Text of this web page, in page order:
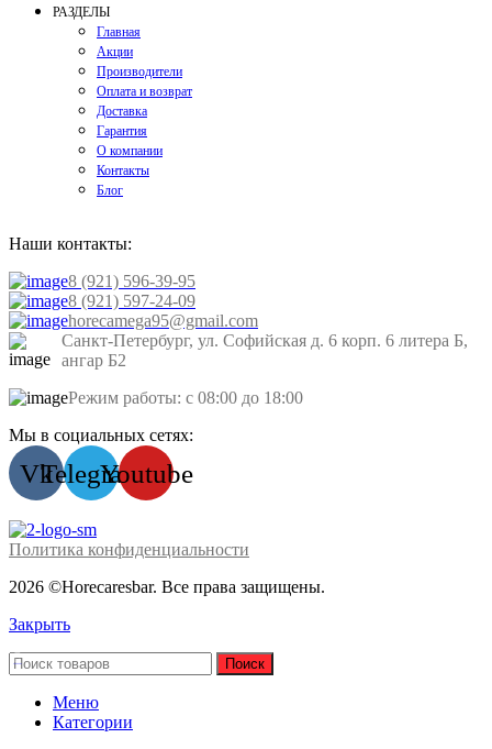
РАЗДЕЛЫ
Главная
Акции
Производители
Оплата и возврат
Доставка
Гарантия
О компании
Контакты
Блог
Наши контакты:
8 (921) 596-39-95
8 (921) 597-24-09
horecamega95@gmail.com
Санкт-Петербург, ул. Софийская д. 6 корп. 6 литера Б,
ангар Б2
Режим работы: с 08:00 до 18:00
Мы в социальных сетях:
VkTelegramYoutube
2026 ©Horecaresbar. Все права защищены.
Политика конфиденциальности
Закрыть
Поиск
Меню
Категории